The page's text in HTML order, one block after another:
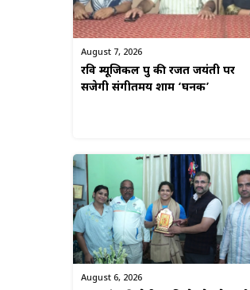
August 7, 2026
रवि म्यूजिकल ग्रुप की रजत जयंती पर
सजेगी संगीतमय शाम ‘घनक’
August 6, 2026